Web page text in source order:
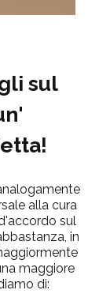
sul
alla cura
sul
in
maggiore
di: